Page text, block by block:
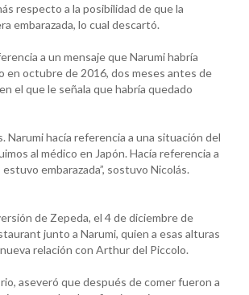
respecto a la posibilidad de que la
embarazada, lo cual descartó.
a un mensaje que Narumi habría
en octubre de 2016, dos meses antes de
el que le señala que habría quedado
Narumi hacía referencia a una situación del
al médico en Japón. Hacía referencia a
embarazada”, sostuvo Nicolás.
de Zepeda, el 4 de diciembre de
junto a Narumi, quien a esas alturas
relación con Arthur del Piccolo.
aseveró que después de comer fueron a